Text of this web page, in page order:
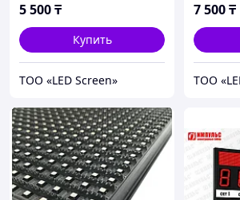
5 500₸
Купить
ТОО «LED Screen»
7 500₸
ТОО